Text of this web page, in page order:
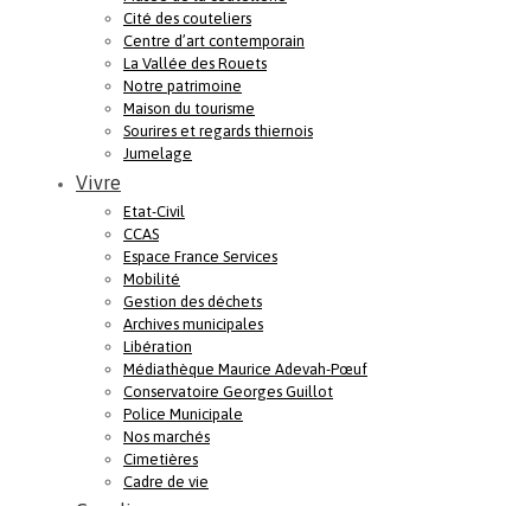
Cité des couteliers
Centre d’art contemporain
La Vallée des Rouets
Notre patrimoine
Maison du tourisme
Sourires et regards thiernois
Jumelage
Vivre
Etat-Civil
CCAS
Espace France Services
Mobilité
Gestion des déchets
Archives municipales
Libération
Médiathèque Maurice Adevah-Pœuf
Conservatoire Georges Guillot
Police Municipale
Nos marchés
Cimetières
Cadre de vie